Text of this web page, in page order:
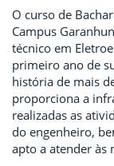
O curso de
Campus
técnico em
primeiro ano de
história de mais
proporciona a
realizadas as
do engenheiro,
apto a atender às